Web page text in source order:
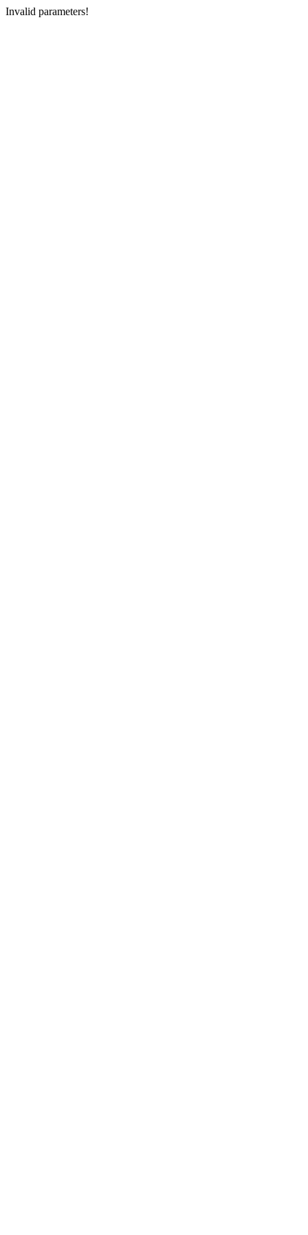
Invalid parameters!